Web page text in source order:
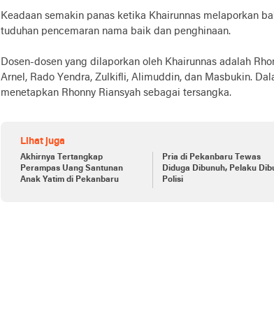
Keadaan semakin panas ketika Khairunnas melaporkan
tuduhan pencemaran nama baik dan penghinaan.
Dosen-dosen yang dilaporkan oleh Khairunnas adalah
Arnel, Rado Yendra, Zulkifli, Alimuddin, dan Masbukin.
menetapkan Rhonny Riansyah sebagai tersangka.
Lihat juga
Akhirnya Tertangkap
Perampas Uang Santunan
Anak Yatim di Pekanbaru
Pria di Pekanbaru Tewas
Diduga Dibunuh, Pelaku
Polisi